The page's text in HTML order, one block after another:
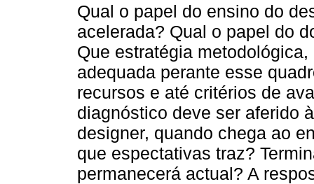
Qual o papel do ensino do
acelerada? Qual o papel do
Que estratégia
adequada perante esse
recursos e até critérios de
diagnóstico deve ser aferido
designer, quando chega ao
que espectativas traz?
permanecerá actual? A